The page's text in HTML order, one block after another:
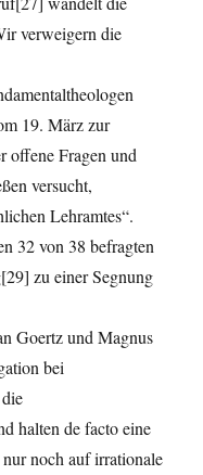
verweigern die
19. März zur
offene Fragen und
versucht,
Lehramtes“.
32 von 38 befragten
zu einer Segnung
Goertz und Magnus
bei
halten de facto eine
noch auf irrationale